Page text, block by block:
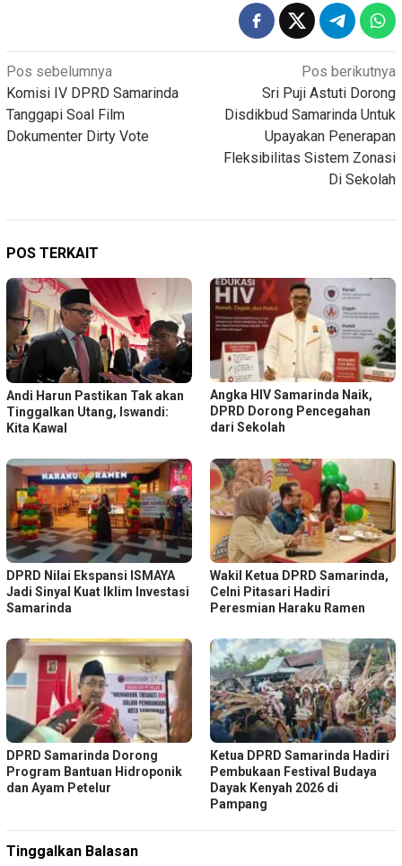
Navigasi
pos
Pos sebelumnya
Komisi IV DPRD Samarinda
Tanggapi Soal Film
Dokumenter Dirty Vote
Pos berikutnya
Sri Puji Astuti Dorong
Disdikbud Samarinda Untuk
Upayakan Penerapan
Fleksibilitas Sistem Zonasi
Di Sekolah
POS TERKAIT
Andi Harun Pastikan Tak akan
Tinggalkan Utang, Iswandi:
Kita Kawal
Angka HIV Samarinda Naik,
DPRD Dorong Pencegahan
dari Sekolah
DPRD Nilai Ekspansi ISMAYA
Jadi Sinyal Kuat Iklim Investasi
Samarinda
Wakil Ketua DPRD Samarinda,
Celni Pitasari Hadiri
Peresmian Haraku Ramen
DPRD Samarinda Dorong
Program Bantuan Hidroponik
dan Ayam Petelur
Ketua DPRD Samarinda Hadiri
Pembukaan Festival Budaya
Dayak Kenyah 2026 di
Pampang
Tinggalkan Balasan